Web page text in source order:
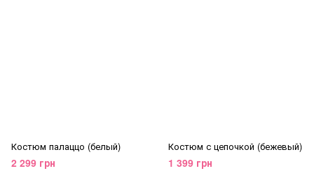
Костюм палаццо (белый)
2 299 грн
Костюм с цепочкой (бежевый)
1 399 грн